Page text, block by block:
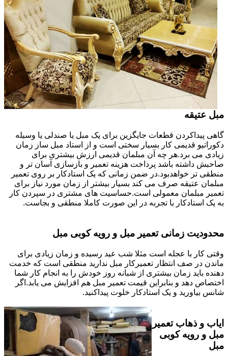
مبل عتیقه
گاهی پیداکردن قطعات جایگزین برای یک مبل یا صندلی یا وسیله
دکوراتیو قدیمی کار بسیار سختی است و از استاد مبل ساز زمان
زیادی می برد.هر چه آن مبلمان قدیمی ارزش بیشتری برای
صاحبش داشته باشد پرداخت هزینه تعمیر و بازسازی آسان تر و
منطقی تر خواهدبود.در ضمن زمانی که یک استادکار بر روی تعمیر
مبلمان عتیقه صرف می کند بسیار بیشتر از زمان مورد نیاز برای
تعمیر مبلمان معمولی است.حساسیت های مشتری در سپردن کار
به یک استادکار با تجربه در این صورت کاملا منطقی و بجاست.
محدودیت زمانی تعمیر مبل و رویه کوبی مبل
وقتی کار با عجله است مثلا شب عید رسیده و زمان زیادی برای
ماندن در صف انتظار تعمیرکار مبل ندارید منطقی است که خدمت
دهنده باید زمان بیشتری از شبانه روز خودش را به انجام کار شما
اختصاص دهد و بنابراین قیمت تعمیر مبل هم افزایش می یابد.اگر
شانس بیاورید و یک استادکار خلوت پیداکنید.
ایاب و ذهاب تعمیر
مبل و رویه کوبی
مبل